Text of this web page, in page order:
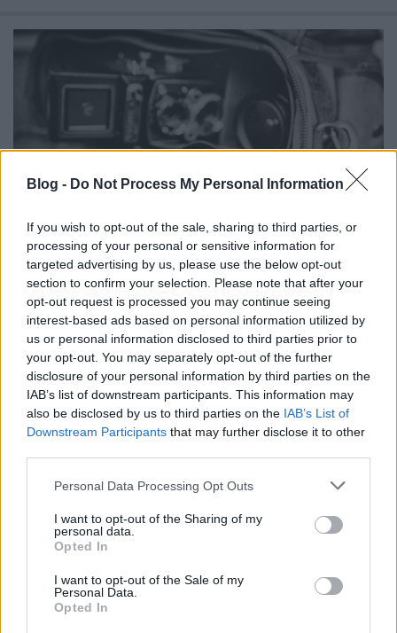
Blog - Do Not Process My Personal Information
If you wish to opt-out of the sale, sharing to third parties, or
processing of your personal or sensitive information for
targeted advertising by us, please use the below opt-out
section to confirm your selection. Please note that after your
opt-out request is processed you may continue seeing
interest-based ads based on personal information utilized by
us or personal information disclosed to third parties prior to
your opt-out. You may separately opt-out of the further
disclosure of your personal information by third parties on the
IAB’s list of downstream participants. This information may
also be disclosed by us to third parties on the IAB’s List of
Downstream Participants that may further disclose it to other
Please note that this website/app uses one or more Google
not limited to your visit or usage behaviour. You may click to
grant or deny consent to Google and its third-party tags to
use your data for below specified purposes in below Google
consent section.
Personal Data Processing Opt Outs
I want to opt-out of the Sharing of my
personal data.
Opted In
I want to opt-out of the Sale of my
Personal Data.
Opted In
Először nem javít, aztán meg
hónapokra elnémul a Nikon szervize
Homár Rezső•2020. március 17.